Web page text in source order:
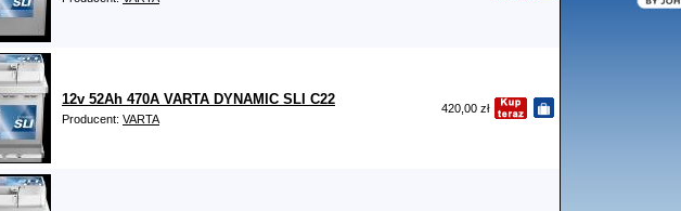
12v 52Ah 470A VARTA DYNAMIC SLI C22
Producent: VARTA
420,00 zł